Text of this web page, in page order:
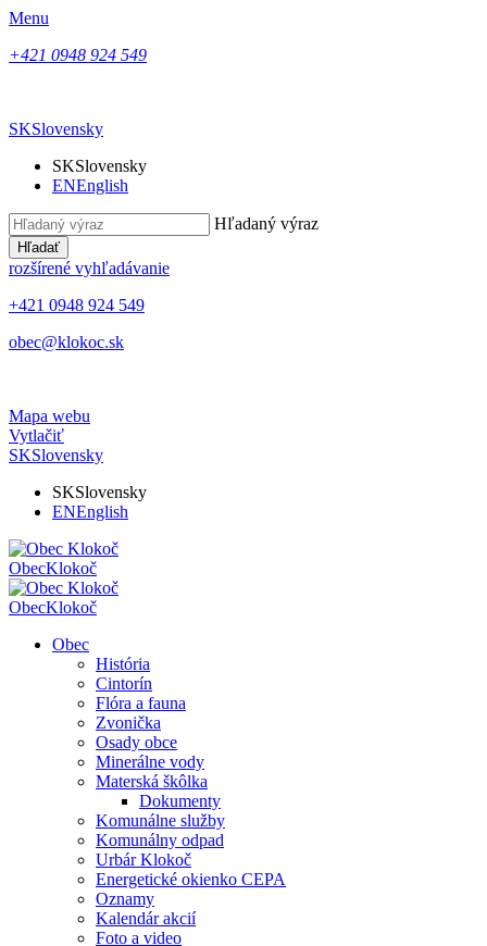
Menu
+421 0948 924 549
SKSlovensky
SKSlovensky
ENEnglish
Hľadaný výraz
Hľadať
rozšírené vyhľadávanie
+421 0948 924 549
obec@klokoc.sk
Mapa webu
Vytlačiť
SKSlovensky
SKSlovensky
ENEnglish
ObecKlokoč
ObecKlokoč
Obec
História
Cintorín
Flóra a fauna
Zvonička
Osady obce
Minerálne vody
Materská škôlka
Dokumenty
Komunálne služby
Komunálny odpad
Urbár Klokoč
Energetické okienko CEPA
Oznamy
Kalendár akcií
Foto a video